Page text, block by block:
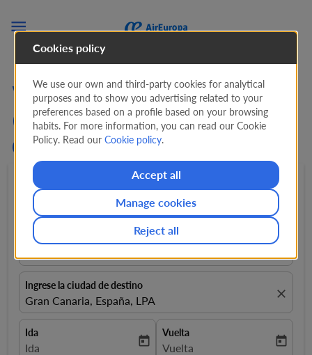

Vuelos de Córdoba
(Argentina) a Gran
Canaria (COR-LPA)
Ida y Vuelta 1 Pasajeroexpand_more
Ingrese la ciudad de origen
close
Ingrese la ciudad de destino
Gran Canaria, España, LPA close
Ida
fc-booking-departure-date-aria-label
Ida today
Vuelta
fc-booking-return-date-aria-
Vuelta today
Cookies policy
We use our own and third-party cookies for analytical
purposes and to show you advertising related to your
preferences based on a profile based on your browsing
habits. For more information, you can read our Cookie
Policy. Read ourCookie policy.
Accept all
Reject all
Manage cookies